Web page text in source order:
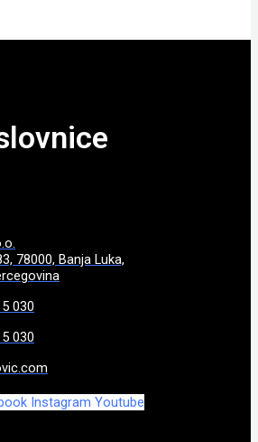
78000, Banja Luka,
030
030
Instagram Youtube